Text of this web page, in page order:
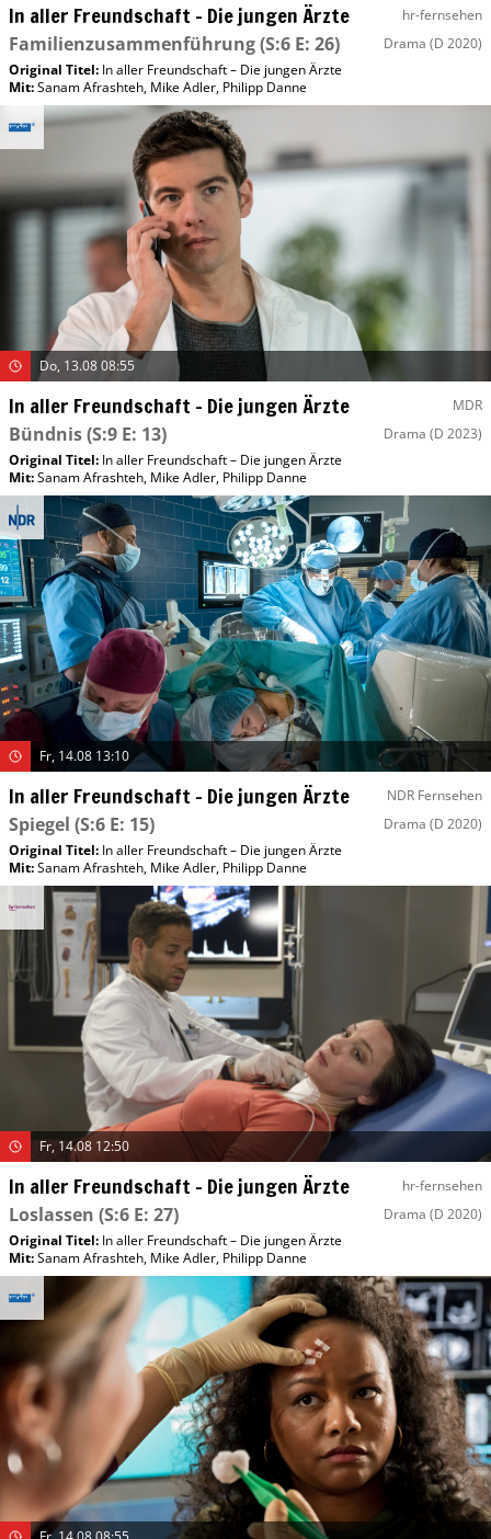
In aller Freundschaft – Die jungen Ärzte hr-fernsehen
Familienzusammenführung(S:6 E: 26) Drama (D 2020)
Original Titel: In aller Freundschaft – Die jungen Ärzte
Mit:Sanam Afrashteh, Mike Adler, Philipp Danne
Do, 13.08 08:55
In aller Freundschaft – Die jungen Ärzte MDR
Bündnis(S:9 E: 13) Drama (D 2023)
Original Titel: In aller Freundschaft – Die jungen Ärzte
Mit:Sanam Afrashteh, Mike Adler, Philipp Danne
Fr, 14.08 13:10
In aller Freundschaft – Die jungen Ärzte NDR Fernsehen
Spiegel (S:6 E: 15) Drama (D 2020)
Original Titel: In aller Freundschaft – Die jungen Ärzte
Mit:Sanam Afrashteh, Mike Adler, Philipp Danne
Fr, 14.08 12:50
In aller Freundschaft – Die jungen Ärzte hr-fernsehen
Loslassen (S:6 E: 27) Drama (D 2020)
Original Titel: In aller Freundschaft – Die jungen Ärzte
Mit:Sanam Afrashteh, Mike Adler, Philipp Danne